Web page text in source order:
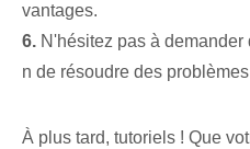
vantages.
6. N'hésitez pas à
n de résoudre des
À plus tard, tutoriels ! Que